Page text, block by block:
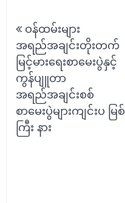
Post
navigation
ဝန်ထမ်းများ
အရည်အချင်းတိုးတက်
မြင့်မားရေးစာမေးပွဲနှင့်
ကွန်ပျူတာ
အရည်အချင်းစစ်
စာမေးပွဲများကျင်းပ မြစ်
ကြီး နား